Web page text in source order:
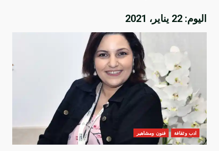
اليوم: 22 يناير، 2021
ادب وثقافة فنون ومشاهير